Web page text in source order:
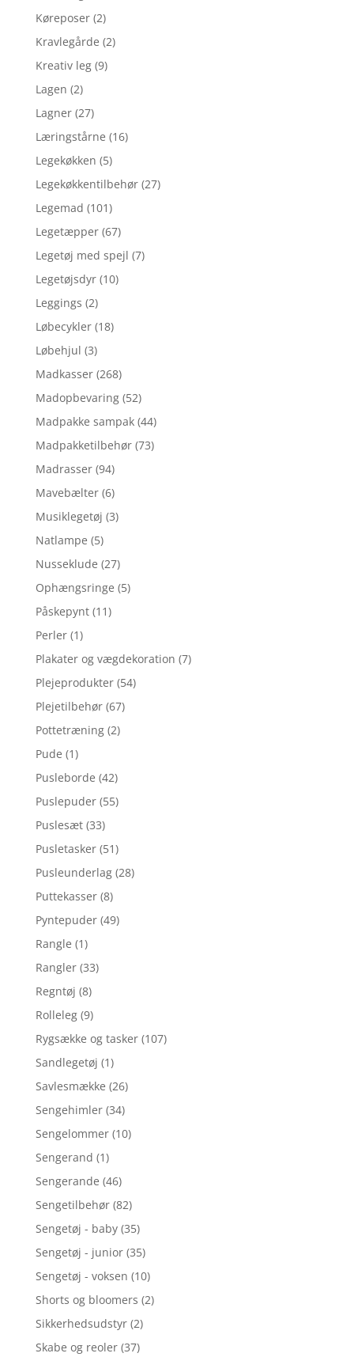
Køreposer (2)
Kravlegårde (2)
Kreativ leg (9)
Lagen (2)
Lagner (27)
Læringstårne (16)
Legekøkken (5)
Legekøkkentilbehør (27)
Legemad (101)
Legetæpper (67)
Legetøj med spejl (7)
Legetøjsdyr (10)
Leggings (2)
Løbecykler (18)
Løbehjul (3)
Madkasser (268)
Madopbevaring (52)
Madpakke sampak (44)
Madpakketilbehør (73)
Madrasser (94)
Mavebælter (6)
Musiklegetøj (3)
Natlampe (5)
Nusseklude (27)
Ophængsringe (5)
Påskepynt (11)
Perler (1)
Plakater og vægdekoration (7)
Plejeprodukter (54)
Plejetilbehør (67)
Pottetræning (2)
Pude (1)
Pusleborde (42)
Puslepuder (55)
Puslesæt (33)
Pusletasker (51)
Pusleunderlag (28)
Puttekasser (8)
Pyntepuder (49)
Rangle (1)
Rangler (33)
Regntøj (8)
Rolleleg (9)
Rygsække og tasker (107)
Sandlegetøj (1)
Savlesmække (26)
Sengehimler (34)
Sengelommer (10)
Sengerand (1)
Sengerande (46)
Sengetilbehør (82)
Sengetøj - baby (35)
Sengetøj - junior (35)
Sengetøj - voksen (10)
Shorts og bloomers (2)
Sikkerhedsudstyr (2)
Skabe og reoler (37)